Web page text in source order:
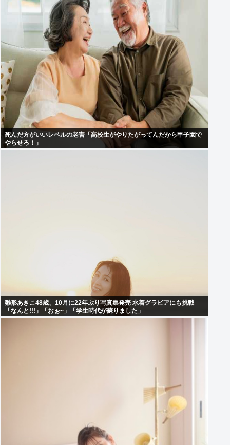
死んだ方がいいレベルの老害「高校生がやりたがってんだから甲子園で
やらせろ！」
雛形あきこ48歳、10月に22年ぶり写真集発売 水着グラビアにも挑戦
「なんと!!!」「おぉ~」「学生時代が蘇りました」